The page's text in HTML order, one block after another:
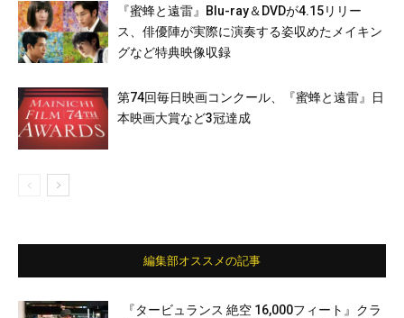
『蜜蜂と遠雷』Blu-ray＆DVDが4.15リリー
ス、俳優陣が実際に演奏する姿収めたメイキン
グなど特典映像収録
第74回毎日映画コンクール、『蜜蜂と遠雷』日
本映画大賞など3冠達成
編集部オススメの記事
『タービュランス 絶空 16,000フィート』クラ